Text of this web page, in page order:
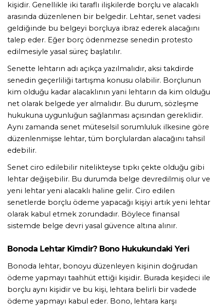
kişidir. Genellikle iki taraflı ilişkilerde borçlu ve alacaklı
arasında düzenlenen bir belgedir. Lehtar, senet vadesi
geldiğinde bu belgeyi borçluya ibraz ederek alacağını
talep eder. Eğer borç ödenmezse senedin protesto
edilmesiyle yasal süreç başlatılır.
Senette lehtarın adı açıkça yazılmalıdır, aksi takdirde
senedin geçerliliği tartışma konusu olabilir. Borçlunun
kim olduğu kadar alacaklının yani lehtarın da kim olduğu
net olarak belgede yer almalıdır. Bu durum, sözleşme
hukukuna uygunluğun sağlanması açısından gereklidir.
Aynı zamanda senet müteselsil sorumluluk ilkesine göre
düzenlenmişse lehtar, tüm borçlulardan alacağını tahsil
edebilir.
Senet ciro edilebilir nitelikteyse tıpkı çekte olduğu gibi
lehtar değişebilir. Bu durumda belge devredilmiş olur ve
yeni lehtar yeni alacaklı haline gelir. Ciro edilen
senetlerde borçlu ödeme yapacağı kişiyi artık yeni lehtar
olarak kabul etmek zorundadır. Böylece finansal
sistemde belge devri yasal güvence altına alınır.
Bonoda Lehtar Kimdir? Bono Hukukundaki Yeri
Bonoda lehtar, bonoyu düzenleyen kişinin doğrudan
ödeme yapmayı taahhüt ettiği kişidir. Burada keşideci ile
borçlu aynı kişidir ve bu kişi, lehtara belirli bir vadede
ödeme yapmayı kabul eder. Bono, lehtara karşı